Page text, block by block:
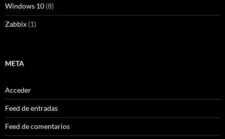
Windows 10 (8)
Zabbix (1)
META
Acceder
Feed de entradas
Feed de comentarios